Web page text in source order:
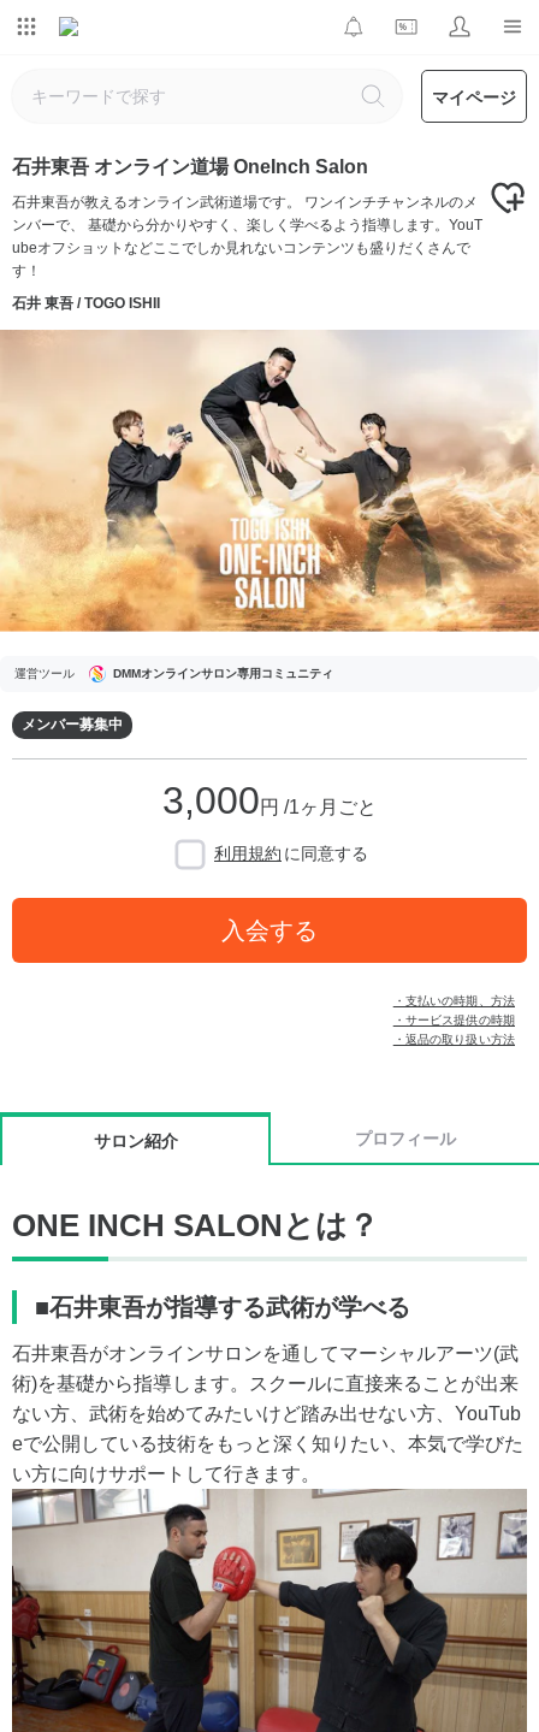
マイページ
石井東吾 オンライン道場 OneInch Salon
石井東吾が教えるオンライン武術道場です。 ワンインチチャンネルのメ
ンバーで、 基礎から分かりやすく、楽しく学べるよう指導します。YouT
ubeオフショットなどここでしか見れないコンテンツも盛りだくさんで
す！
石井 東吾 / TOGO ISHII
運営ツール DMMオンラインサロン専用コミュニティ
メンバー募集中
3,000円 /1ヶ月ごと
利用規約 に同意する
入会する
・支払いの時期、方法
・サービス提供の時期
・返品の取り扱い方法
サロン紹介 プロフィール
ONE INCH SALONとは？
■石井東吾が指導する武術が学べる
石井東吾がオンラインサロンを通してマーシャルアーツ(武
術)を基礎から指導します。スクールに直接来ることが出来
ない方、武術を始めてみたいけど踏み出せない方、YouTub
eで公開している技術をもっと深く知りたい、本気で学びた
い方に向けサポートして行きます。